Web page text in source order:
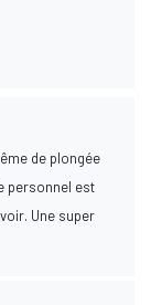
de plongée
personnel est
Une super